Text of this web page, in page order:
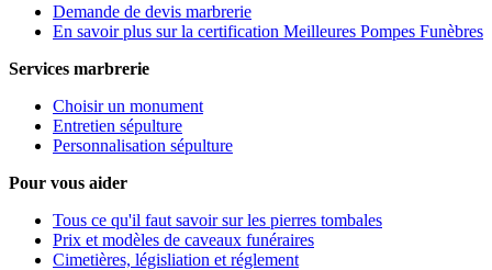
Demande de devis marbrerie
En savoir plus sur la certification Meilleures Pompes Funèbres
Services marbrerie
Choisir un monument
Entretien sépulture
Personnalisation sépulture
Pour vous aider
Tous ce qu'il faut savoir sur les pierres tombales
Prix et modèles de caveaux funéraires
Cimetières, législiation et réglement